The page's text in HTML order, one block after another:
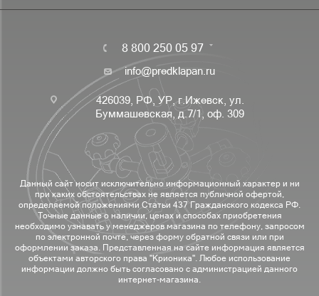
8 800 250 05 97
info@predklapan.ru
426039, РФ, УР, г.Ижевск, ул.
Буммашевская, д.7/1, оф. 309
Данный сайт носит исключительно информационный характер и ни
при каких обстоятельствах не является публичной офертой,
определяемой положениями Статьи 437 Гражданского кодекса РФ.
Точные данные о наличии, ценах и способах приобретения
необходимо узнавать у менеджеров магазина по телефону, запросом
по электронной почте, через форму обратной связи или при
оформлении заказа. Представленная на сайте информация является
объектами авторского права "Крионика". Любое использование
информации должно быть согласовано с администрацией данного
интернет-магазина.